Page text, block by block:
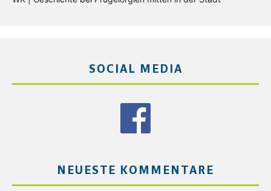
SOCIAL MEDIA
NEUESTE KOMMENTARE